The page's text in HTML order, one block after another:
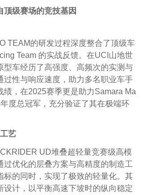
顶级赛场的竞技基因
TEAM的研发过程深度整合了顶级车
Team 的实战反馈。在UCI山地世
型车经历了高强度、高频次的实测与
过性与响应速度，助力多名职业车手
绩，在2025赛季更是助力Samara Ma
度总冠军，充分验证了其在极端环
艺
UD堆叠超轻量竞赛级高模
过优化的层叠方案与高精度的制造工
标的同时，实现了极致的轻量化。其
设计，以平衡高速下坡时的纵向稳定